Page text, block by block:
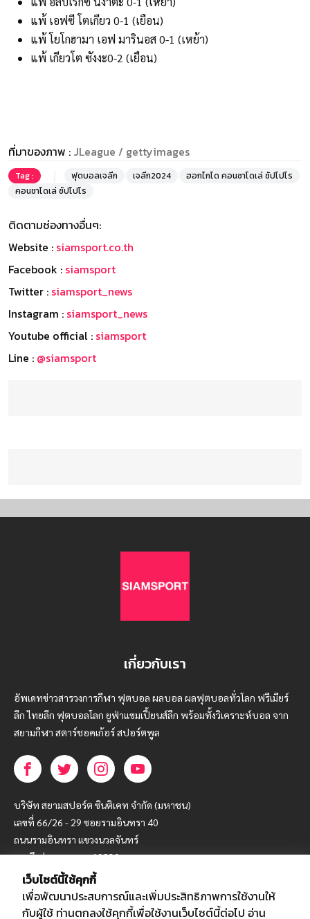
แพ้ เอฟซี โตเกียว 0-1 (เยือน)
แพ้ โยโกฮามา เอฟ มารินอส 0-1 (เหย้า)
แพ้ เกียวโต ซังงะ0-2 (เยือน)
ที่มาของภาพ : JLeague / gettyimages
Tag : ฟุตบอลเจลีก เจลีก2024
ฮอกไกโด คอนซาโดเล่ ซัปโปโร
คอนซาโดเล่ ซัปโปโร
ติดตามช่องทางอื่นๆ:
Website : siamsport.co.th
Facebook : siamsport
Twitter : siamsport_news
Instagram : siamsport_news
Youtube official : siamsport
Line : @siamsport
เกี่ยวกับเรา
อัพเดทข่าวสารวงการกีฬา ฟุตบอล ผลบอล ผลฟุตบอลทั่วโลก ฟรีเมียร์
ลีก ไทยลีก ฟุตบอลโลก ยูฟ่าแซมเปี้ยนส์ลีก พร้อมทั้งวิเคราะห์บอล จาก
สยามกีฬา สตาร์ชอคเก้อร์ สปอร์ตพูล
บริษัท สยามสปอร์ต ซินติเคท จำกัด (มหาชน)
เลขที่ 66/26 - 29 ซอยรามอินทรา 40
ถนนรามอินทรา แขวงนวลจันทร์
เขตบึงกุ่ม กรุงเทพฯ 10230
โทร : 02-5088-000
อีเมล์ : webmaster@siamsport.co.th
เว็บไซต์นี้ใช้คุกกี้
เพื่อพัฒนาประสบการณ์และเพิ่มประสิทธิภาพการใช้งานให้
กับผู้ใช้ ท่านตกลงใช้คุกกี้เพื่อใช้งานเว็บไซต์นี้ต่อไป อ่าน